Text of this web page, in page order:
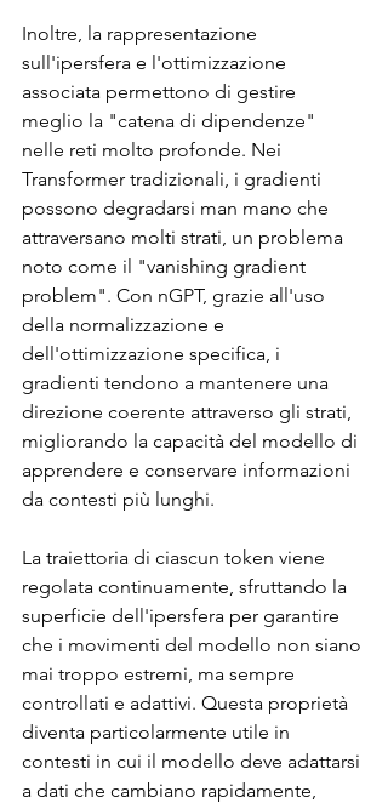
Inoltre, la rappresentazione
sull'ipersfera e l'ottimizzazione
associata permettono di gestire
meglio la "catena di dipendenze"
nelle reti molto profonde. Nei
Transformer tradizionali, i gradienti
possono degradarsi man mano che
attraversano molti strati, un problema
noto come il "vanishing gradient
problem". Con nGPT, grazie all'uso
della normalizzazione e
dell'ottimizzazione specifica, i
gradienti tendono a mantenere una
direzione coerente attraverso gli strati,
migliorando la capacità del modello di
apprendere e conservare informazioni
da contesti più lunghi.
La traiettoria di ciascun token viene
regolata continuamente, sfruttando la
superficie dell'ipersfera per garantire
che i movimenti del modello non siano
mai troppo estremi, ma sempre
controllati e adattivi. Questa proprietà
diventa particolarmente utile in
contesti in cui il modello deve adattarsi
a dati che cambiano rapidamente,